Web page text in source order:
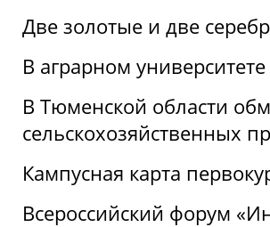
Две золотые и две
В аграрном
В Тюменской области
сельскохозяйственных
Кампусная карта
Всероссийский форум